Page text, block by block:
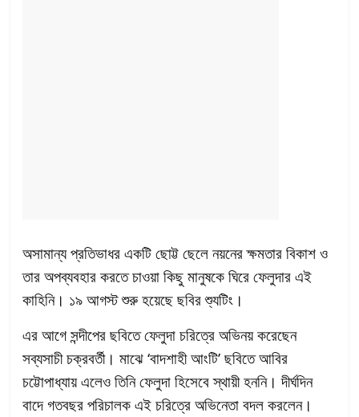
অসামান্য প্রতিভাধর একটি ছোট্ট ছেলে নয়নের ক্ষমতার বিকাশ ও
তার অপব্যবহার করতে চাওয়া কিছু মানুষকে ঘিরে ফেলুদার এই
কাহিনি। ১৯ আগস্ট শুরু হয়েছে ছবির শ্যুটিং।
এর আগে সন্দীপের ছবিতে ফেলুদা চরিত্রে অভিনয় করেছেন
সব্যসাচী চক্রবর্তী। মাঝে ‘বাদশাহী আংটি’ ছবিতে আবির
চট্টোপাধ্যায় এলেও তিনি ফেলুদা হিসেবে স্থায়ী হননি। দীর্ঘদিন
বাদে গতবছর পরিচালক এই চরিত্রে অভিনেতা বদল করলেন।